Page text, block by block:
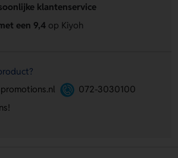
klantenservice
een 9,4op Kiyoh
072-3030100